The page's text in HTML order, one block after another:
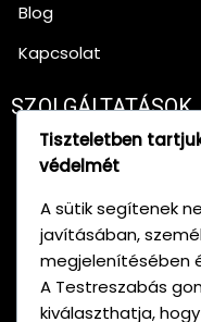
Blog
Kapcsolat
SZOLGÁLTATÁSOK
Színházi függönyök
lángmentesítése
Dekoratív anyagok
Faanyagok és
Tanúsítvány kiállítása
Tiszteletben
védelmét
A sütik segítenek
javításában,
megjelenítésében
A Testreszabás
kiválaszthatja,